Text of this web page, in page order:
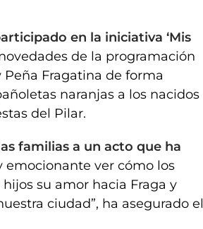
en la iniciativa ‘Mis
de la programación
Fragatina de forma
naranjas a los nacidos
del Pilar.
familias a un acto que ha
emocionante ver cómo los
su amor hacia Fraga y
ciudad”, ha asegurado el